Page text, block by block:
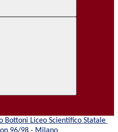
Liceo Scientifico Statale